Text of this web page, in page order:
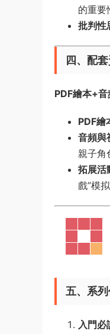
的重要
批判性
四、配
PDF繪本+
PDF繪
音頻與
親子角
拓展活
戲”模
五、系
入門必